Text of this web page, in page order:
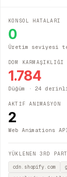
KONSOL HATALARI
0
Üretim seviyesi
DOM KARMAŞIKLIĞI
1.784
Düğüm · 24
AKTİF ANİMASYON
2
Web Animations
YÜKLENEN 3RD
cdn.shopify.com